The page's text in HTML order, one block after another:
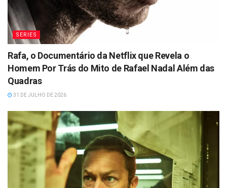
SERIES
Rafa, o Documentário da Netflix que Revela o
Homem Por Trás do Mito de Rafael Nadal Além das
Quadras
31 DE JULHO DE 2026